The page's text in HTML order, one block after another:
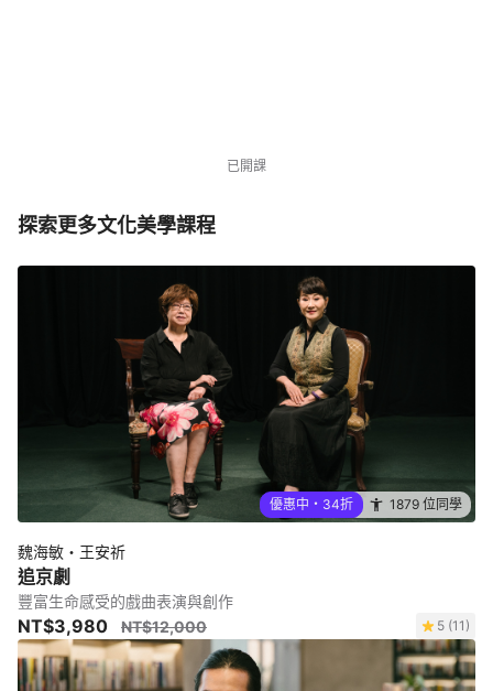
已開課
探索更多文化美學課程
優惠中・34折 1879 位同學
魏海敏・王安祈
追京劇
豐富生命感受的戲曲表演與創作
NT$3,980 NT$12,000 5 (11)